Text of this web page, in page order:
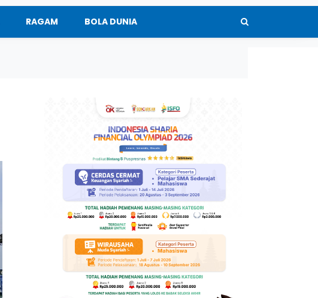
RAGAM BOLA DUNIA